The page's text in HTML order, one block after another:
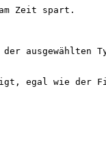
Zeit spart.
ausgewählten
egal wie der